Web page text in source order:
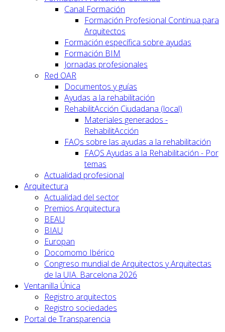
Canal Formación
Formación Profesional Continua para
Arquitectos
Formación específica sobre ayudas
Formación BIM
Jornadas profesionales
Red OAR
Documentos y guías
Ayudas a la rehabilitación
RehabilitAcción Ciudadana (local)
Materiales generados -
RehabilitAcción
FAQs sobre las ayudas a la rehabilitación
FAQS Ayudas a la Rehabilitación - Por
temas
Actualidad profesional
Arquitectura
Actualidad del sector
Premios Arquitectura
BEAU
BIAU
Europan
Docomomo Ibérico
Congreso mundial de Arquitectos y Arquitectas
de la UIA. Barcelona 2026
Ventanilla Única
Registro arquitectos
Registro sociedades
Portal de Transparencia